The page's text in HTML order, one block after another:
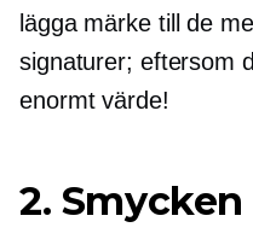
lägga märke till de
signaturer; eftersom
enormt värde!
2. Smycken